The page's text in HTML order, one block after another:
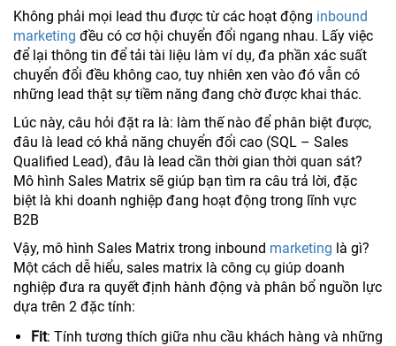
Không phải mọi lead thu được từ các hoạt động inbound
marketing đều có cơ hội chuyển đổi ngang nhau. Lấy việc
để lại thông tin để tải tài liệu làm ví dụ, đa phần xác suất
chuyển đổi đều không cao, tuy nhiên xen vào đó vẫn có
những lead thật sự tiềm năng đang chờ được khai thác.
Lúc này, câu hỏi đặt ra là: làm thế nào để phân biệt được,
đâu là lead có khả năng chuyển đổi cao (SQL – Sales
Qualified Lead), đâu là lead cần thời gian thời quan sát?
Mô hình Sales Matrix sẽ giúp bạn tìm ra câu trả lời, đặc
biệt là khi doanh nghiệp đang hoạt động trong lĩnh vực
B2B
Vậy, mô hình Sales Matrix trong inbound marketing là gì?
Một cách dễ hiểu, sales matrix là công cụ giúp doanh
nghiệp đưa ra quyết định hành động và phân bổ nguồn lực
dựa trên 2 đặc tính:
Fit: Tính tương thích giữa nhu cầu khách hàng và những